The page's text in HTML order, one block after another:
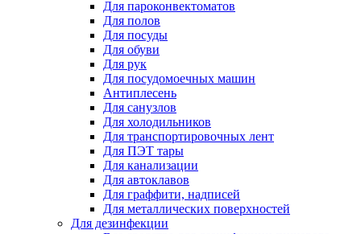
Для пароконвектоматов
Для полов
Для посуды
Для обуви
Для рук
Для посудомоечных машин
Антиплесень
Для санузлов
Для холодильников
Для транспортировочных лент
Для ПЭТ тары
Для канализации
Для автоклавов
Для граффити, надписей
Для металлических поверхностей
Для дезинфекции